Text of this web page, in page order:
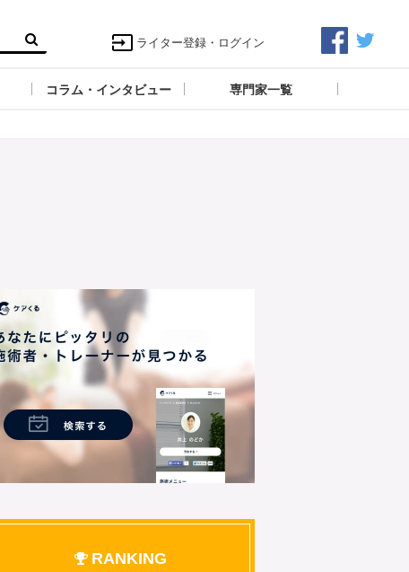
ライター登録・ログイン
コラム・インタビュー 専門家一覧
RANKING